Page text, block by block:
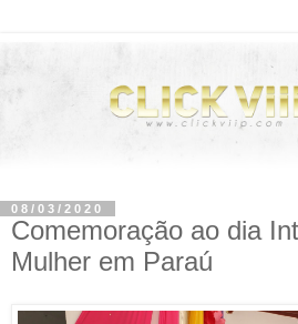
08/03/2020
Comemoração ao dia
Mulher em Paraú